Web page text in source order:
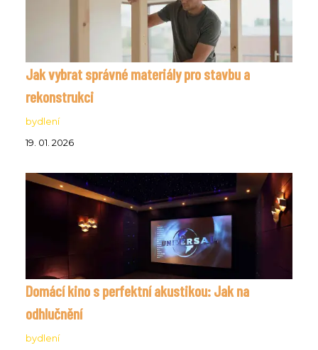
Jak vybrat správné materiály pro stavbu a
rekonstrukci
bydlení
19. 01. 2026
Domácí kino s perfektní akustikou: Jak na
odhlučnění
bydlení